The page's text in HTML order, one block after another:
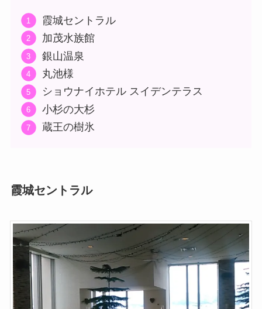
霞城セントラル
加茂水族館
銀山温泉
丸池様
ショウナイホテル スイデンテラス
小杉の大杉
蔵王の樹氷
霞城セントラル